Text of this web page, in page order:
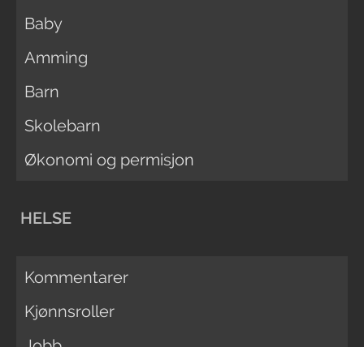
Baby
Amming
Barn
Skolebarn
Økonomi og permisjon
HELSE
Kommentarer
Kjønnsroller